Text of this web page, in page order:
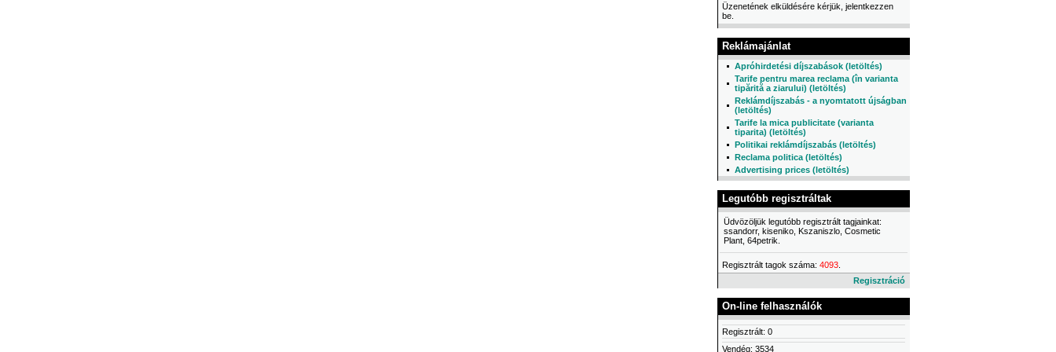
Üzenetének elküldésére kérjük, jelentkezzen
be.
Reklámajánlat
Apróhirdetési díjszabások (letöltés)
Tarife pentru marea reclama (în varianta
tipărită a ziarului) (letöltés)
Reklámdíjszabás - a nyomtatott újságban
(letöltés)
Tarife la mica publicitate (varianta
tiparita) (letöltés)
Politikai reklámdíjszabás (letöltés)
Reclama politica (letöltés)
Advertising prices (letöltés)
Legutóbb regisztráltak
Üdvözöljük legutóbb regisztrált tagjainkat:
ssandorr, kiseniko, Kszaniszlo, Cosmetic
Plant, 64petrik.
Regisztrált tagok száma: 4093
Regisztráció
On-line felhasználók
Regisztrált: 0
Vendég: 3534